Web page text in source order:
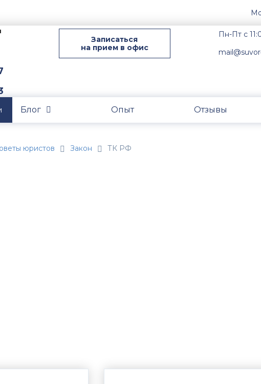
Записаться
на прием в офис
Пн-Пт с
Блог Опыт Отзывы
юристов Закон ТК РФ